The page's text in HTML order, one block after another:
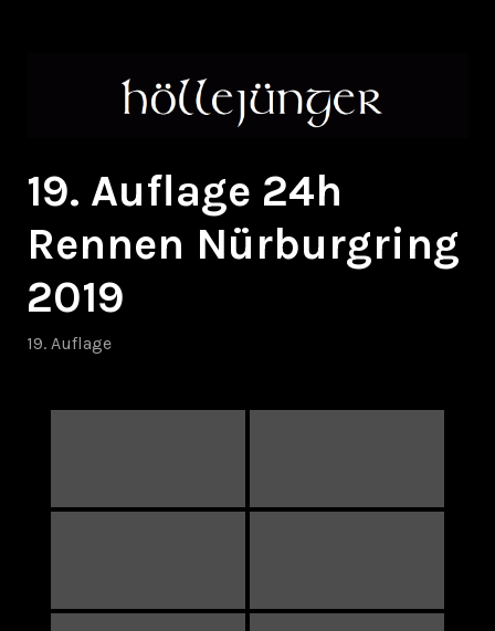
19. Auflage 24h
Rennen Nürburgring
2019
19. Auflage